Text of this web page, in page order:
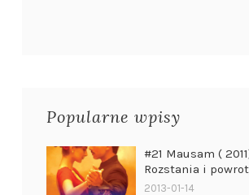
Popularne wpisy
#21 Mausam (
Rozstania i
2013-01-14